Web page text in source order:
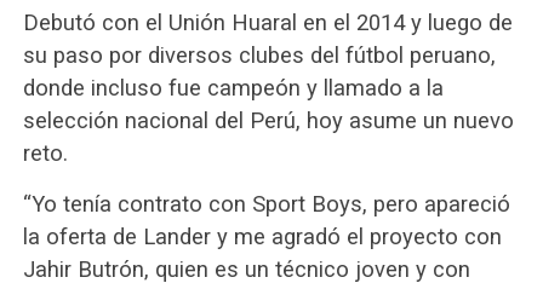
Debutó con el Unión Huaral en el 2014 y luego de
su paso por diversos clubes del fútbol peruano,
donde incluso fue campeón y llamado a la
selección nacional del Perú, hoy asume un nuevo
reto.
“Yo tenía contrato con Sport Boys, pero apareció
la oferta de Lander y me agradó el proyecto con
Jahir Butrón, quien es un técnico joven y con